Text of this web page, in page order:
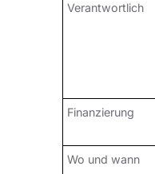
Verantwortlich
Finanzierung
Wo und wann